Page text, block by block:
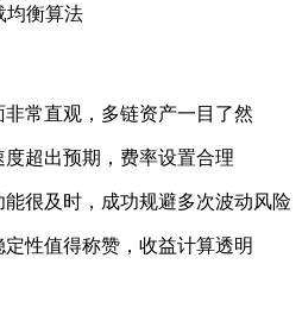
均衡算法
常直观，多链资产一目了然
超出预期，费率设置合理
很及时，成功规避多次波动风险
性值得称赞，收益计算透明